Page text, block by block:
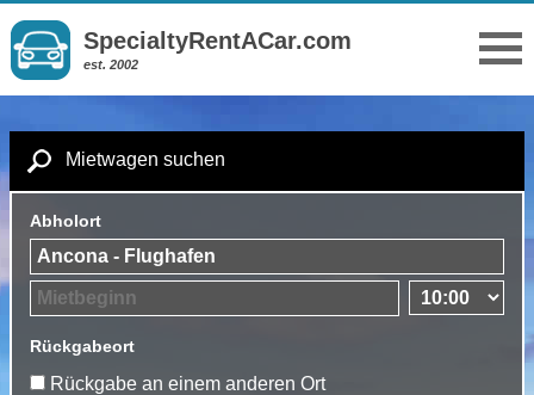
SpecialtyRentACar.com
est. 2002
Mietwagen suchen
Abholort
Rückgabeort
Rückgabe an einem anderen Ort